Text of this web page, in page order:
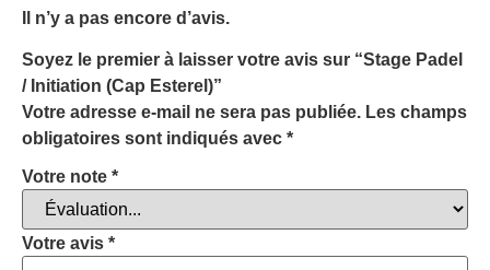
Il n’y a pas encore d’avis.
Soyez le premier à laisser votre avis sur “Stage Padel
/ Initiation (Cap Esterel)”
Votre adresse e-mail ne sera pas publiée. Les champs
obligatoires sont indiqués avec *
Votre note *
Votre avis *